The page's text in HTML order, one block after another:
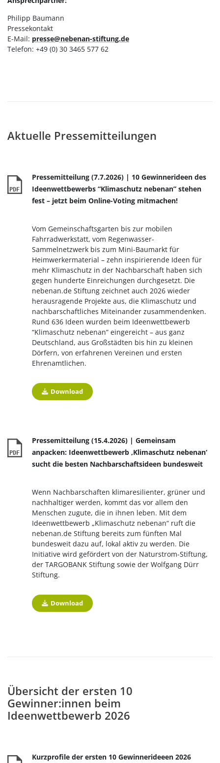
Philipp Baumann
Pressekontakt
E-Mail: presse@nebenan-stiftung.de
Telefon: +49 (0) 30 3465 577 62
Aktuelle Pressemitteilungen
PDF
Pressemitteilung (7.7.2026) | 10 Gewinnerideen des
Ideenwettbewerbs “Klimaschutz nebenan” stehen
fest – jetzt beim Online-Voting mitmachen!
Vom Gemeinschaftsgarten bis zur mobilen
Fahrradwerkstatt, vom Regenwasser-
Sammelnetzwerk bis zum Mini-Baumarkt für
Heimwerkermaterial – zehn inspirierende Ideen für
mehr Klimaschutz in der Nachbarschaft haben sich
gegen hunderte Einreichungen durchgesetzt. Die
nebenan.de Stiftung zeichnet auch 2026 wieder
herausragende Projekte aus, die Klimaschutz und
nachbarschaftliches Miteinander zusammendenken.
Rund 636 Ideen wurden beim Ideenwettbewerb
“Klimaschutz nebenan” eingereicht – aus ganz
Deutschland, aus Großstädten bis hin zu kleinen
Dörfern, von erfahrenen Vereinen und ersten
Ehrenamtlichen.
Download
PDF
Pressemitteilung (15.4.2026) | Gemeinsam
anpacken: Ideenwettbewerb ‚Klimaschutz nebenan‘
sucht die besten Nachbarschaftsideen bundesweit
Wenn Nachbarschaften klimaresilienter, grüner und
nachhaltiger werden, kommt das vor allem den
Menschen zugute, die in ihnen leben. Mit dem
Ideenwettbewerb „Klimaschutz nebenan“ ruft die
nebenan.de Stiftung bereits zum fünften Mal
bundesweit dazu auf, lokal aktiv zu werden. Die
Initiative wird gefördert von der Naturstrom-Stiftung,
der TARGOBANK Stiftung sowie der Wolfgang Dürr
Stiftung.
Download
Übersicht der ersten 10
Gewinner:innen beim
Ideenwettbewerb 2026
Kurzprofile der ersten 10 Gewinnerideeen 2026